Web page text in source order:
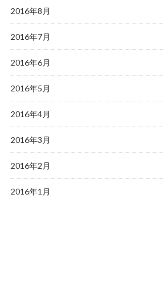
2016年8月
2016年7月
2016年6月
2016年5月
2016年4月
2016年3月
2016年2月
2016年1月